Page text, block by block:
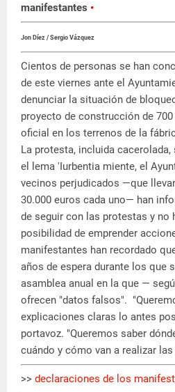
manifestantes •
Jon Díez / Sergio Vázquez
Cientos de personas se han
de este viernes ante el
denunciar la situación de
proyecto de construcción de
oficial en los terrenos de la
La protesta, incluida
el lema 'Iurbentia miente, el
vecinos perjudicados —que
30.000 euros cada uno— han
de seguir con las protestas y no
posibilidad de emprender
manifestantes han recordado
años de espera durante los que
asamblea anual en la que —
ofrecen "datos falsos".
explicaciones claras lo antes
portavoz. "Queremos saber
cuándo y cómo van a realizar
>> declaraciones de los